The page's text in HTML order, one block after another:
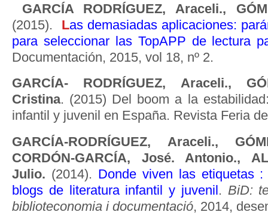
GARCÍA RODRÍGUEZ, Araceli.,
(2015). Las demasiadas aplicaciones:
para seleccionar las TopAPP de lectura
Documentación, 2015, vol 18, nº 2.
GARCÍA- RODRÍGUEZ, Araceli.,
Cristina. (2015) Del boom a la
infantil y juvenil en España. Revista Feria
GARCÍA-RODRÍGUEZ, Araceli.,
CORDÓN-GARCÍA, José. Antonio.,
Julio. (2014). Donde viven las etiquetas
blogs de literatura infantil y juvenil . BiD:
biblioteconomia i documentació, 2014,